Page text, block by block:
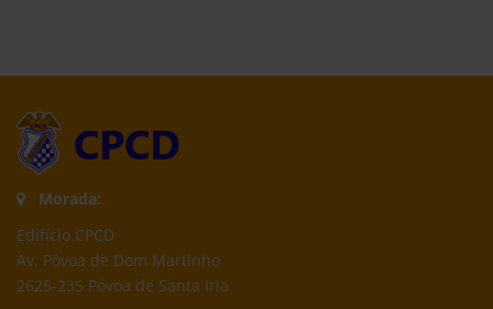
Morada:
Edifício CPCD
Av. Póvoa de Dom Martinho
2625-235 Póvoa de Santa Iria